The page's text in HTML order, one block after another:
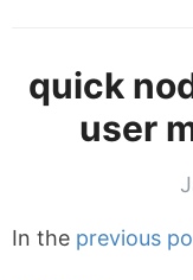
quick
user
In the previous